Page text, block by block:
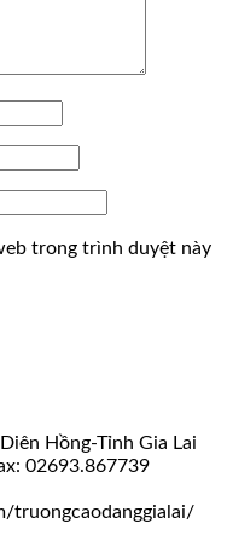
trong trình duyệt này
Hồng-Tỉnh Gia Lai
02693.867739
truongcaodanggialai/